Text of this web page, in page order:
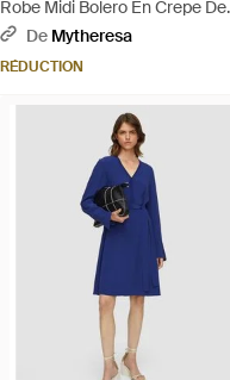
Robe Midi Bolero En Crepe De
Soie - Bleu
De Mytheresa
RÉDUCTION